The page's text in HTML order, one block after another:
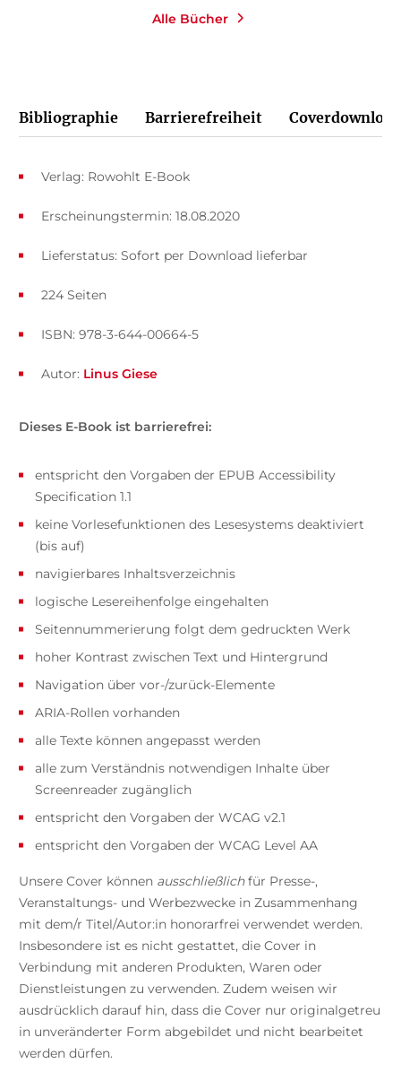
Alle Bücher
Bibliographie Barrierefreiheit Coverdownload
Verlag: Rowohlt E-Book
Erscheinungstermin: 18.08.2020
Lieferstatus: Sofort per Download lieferbar
ISBN: 978-3-644-00664-5
224 Seiten
Autor: Linus Giese
Dieses E-Book ist barrierefrei:
entspricht den Vorgaben der EPUB Accessibility
Specification 1.1
keine Vorlesefunktionen des Lesesystems deaktiviert
(bis auf)
navigierbares Inhaltsverzeichnis
logische Lesereihenfolge eingehalten
Seitennummerierung folgt dem gedruckten Werk
hoher Kontrast zwischen Text und Hintergrund
Navigation über vor-/zurück-Elemente
ARIA-Rollen vorhanden
alle Texte können angepasst werden
alle zum Verständnis notwendigen Inhalte über
Screenreader zugänglich
entspricht den Vorgaben der WCAG v2.1
entspricht den Vorgaben der WCAG Level AA
Unsere Cover können ausschließlichfür Presse-,
Veranstaltungs- und Werbezwecke in Zusammenhang
mit dem/r Titel/Autor:in honorarfrei verwendet werden.
Insbesondere ist es nicht gestattet, die Cover in
Verbindung mit anderen Produkten, Waren oder
Dienstleistungen zu verwenden. Zudem weisen wir
ausdrücklich darauf hin, dass die Cover nur originalgetreu
in unveränderter Form abgebildet und nicht bearbeitet
werden dürfen.